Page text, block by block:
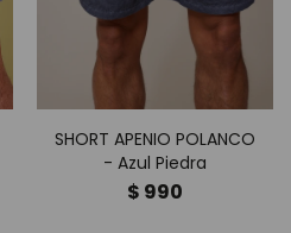
SHORT APENIO POLANCO
- Azul Piedra
$ 990